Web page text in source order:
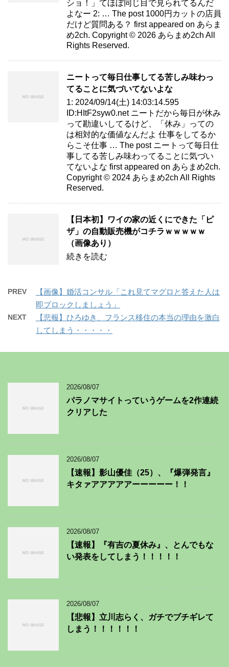
ショ！」てほぼ同じ目で見られてるんだ
よなー 2: … The post 1000円カットの店員
だけど質問ある？ first appeared on あらま
め2ch. Copyright © 2026 あらまめ2ch All
Rights Reserved.
ニートって毎日仕事してる苦しみ味わっ
てることに気づいてないよな
1: 2024/09/14(土) 14:03:14.595
ID:HItF2syw0.net ニートだから毎日が休み
って勘違いしてるけど、「休み」っての
は相対的な価値なんだよ 仕事をしてるか
らこそ仕事 … The post ニートって毎日仕
事してる苦しみ味わってることに気づい
てないよな first appeared on あらまめ2ch.
Copyright © 2024 あらまめ2ch All Rights
Reserved.
【日本初】ワイの家の近くにできた「ピ
ザ」の自動販売機がコチラｗｗｗｗｗ
（画像あり）
続きを読む
PREV
【画像】婚活コンサル「これ見てマグロと答えた人は
即ブロックしましょう」
NEXT
【悲報】ひろゆき、フランス移住の本当の理由を激白
してしまう・・・・・
2026/08/07
パラノマサイトっていうゲームを2作連続
クリアした
2026/08/07
【速報】影山優佳（25）、『爆弾発言』
キタァアアアアアーーーーー！！
2026/08/07
【速報】『有吉の夏休み』、とんでもな
い発表をしてしまう！！！！！
2026/08/07
【悲報】立川志らく、ガチでブチギレて
しまう！！！！！！